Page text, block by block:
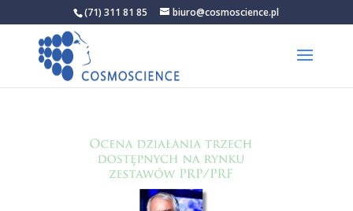
(71) 311 81 85 biuro@cosmoscience.pl